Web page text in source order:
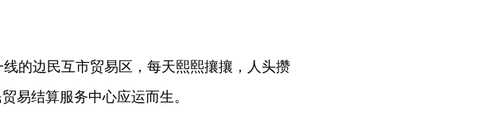
的边民互市贸易区，每天熙熙攘攘，人头攒
易结算服务中心应运而生。